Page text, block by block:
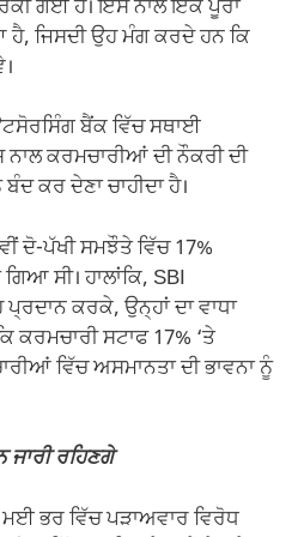
ਗਈ ਹੈ। ਇਸ ਨਾਲ ਇੱਕ ਪੂਰਾ
ਜਿਸਦੀ ਉਹ ਮੰਗ ਕਰਦੇ ਹਨ ਕਿ
ਬੈਂਕ ਵਿੱਚ ਸਥਾਈ
ਨਾਲ ਕਰਮਚਾਰੀਆਂ ਦੀ ਨੌਕਰੀ ਦੀ
ਕਰ ਦੇਣਾ ਚਾਹੀਦਾ ਹੈ।
ਦੋ-ਪੱਖੀ ਸਮਝੌਤੇ ਵਿੱਚ 17%
ਸੀ। ਹਾਲਾਂਕਿ, SBI
ਕਰਕੇ, ਉਨ੍ਹਾਂ ਦਾ ਵਾਧਾ
ਸਟਾਫ 17% ‘ਤੇ
ਵਿੱਚ ਅਸਮਾਨਤਾ ਦੀ ਭਾਵਨਾ ਨੂੰ
ਰਹਿਣਗੇ
ਭਰ ਵਿੱਚ ਪੜਾਅਵਾਰ ਵਿਰੋਧ